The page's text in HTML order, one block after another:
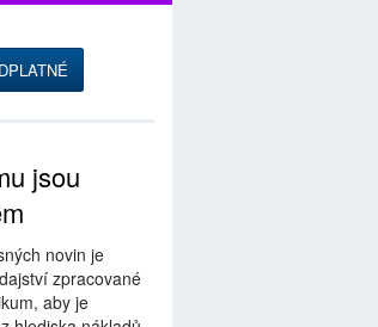
jsou
novin je
zpracované
aby je